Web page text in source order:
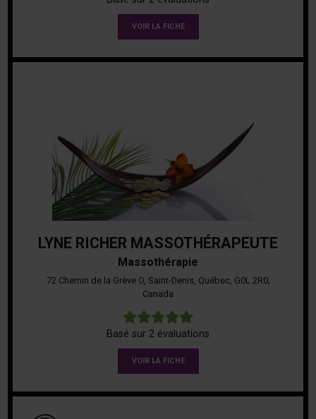
VOIR LA FICHE
LYNE RICHER MASSOTHÉRAPEUTE
Massothérapie
72 Chemin de la Grève O, Saint-Denis, Québec, G0L 2R0,
Canada
Basé sur 2 évaluations
VOIR LA FICHE